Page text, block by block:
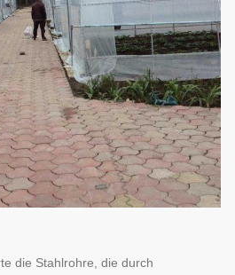
die Stahlrohre, die durch